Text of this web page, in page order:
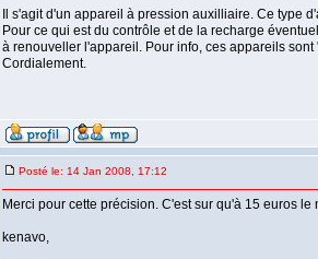
Il s'agit d'un appareil à pression auxilliaire. Ce type
Pour ce qui est du contrôle et de la recharge
à renouveller l'appareil. Pour info, ces appareils
Cordialement.
Posté le: 14 Jan 2008, 17:12
Merci pour cette précision. C'est sur qu'à 15 euros
kenavo,